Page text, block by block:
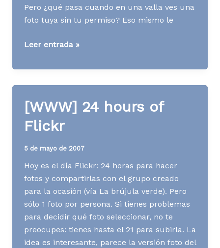
Pero ¿qué pasa cuando en una valla ves una
foto tuya sin tu permiso? Eso mismo le
[AD]
sin
Leer entrada »
[WWW] 24 hours of
Flickr
5 de mayo de 2007
Hoy es el día Flickr: 24 horas para hacer
fotos y compartirlas con el grupo creado
para la ocasión (vía La brújula verde). Pero
sólo 1 foto por persona. Si tienes problemas
para decidir qué foto seleccionar, no te
preocupes: tienes hasta el 21 para subirla. La
idea es interesante, parece la versión foto del